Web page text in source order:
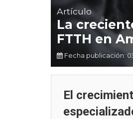
Artículo
La
FTTH en
Fecha publicación:
El